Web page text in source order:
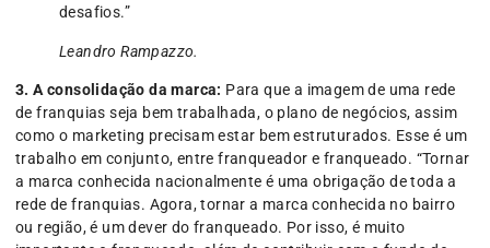
desafios.”
Leandro Rampazzo.
3. A consolidação da marca: Para que a imagem de uma rede
de franquias seja bem trabalhada, o plano de negócios, assim
como o marketing precisam estar bem estruturados. Esse é um
trabalho em conjunto, entre franqueador e franqueado. “Tornar
a marca conhecida nacionalmente é uma obrigação de toda a
rede de franquias. Agora, tornar a marca conhecida no bairro
ou região, é um dever do franqueado. Por isso, é muito